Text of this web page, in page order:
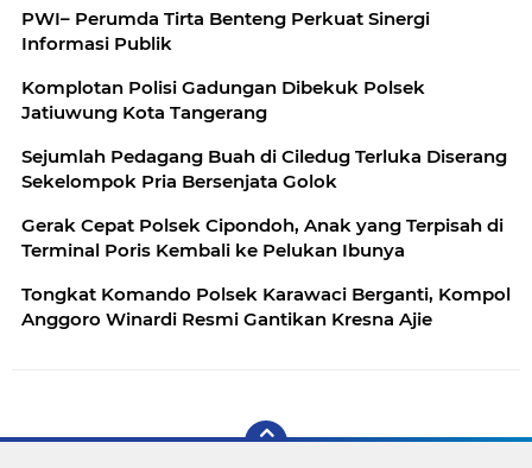
PWI– Perumda Tirta Benteng Perkuat Sinergi
Informasi Publik
Komplotan Polisi Gadungan Dibekuk Polsek
Jatiuwung Kota Tangerang
Sejumlah Pedagang Buah di Ciledug Terluka Diserang
Sekelompok Pria Bersenjata Golok
Gerak Cepat Polsek Cipondoh, Anak yang Terpisah di
Terminal Poris Kembali ke Pelukan Ibunya
Tongkat Komando Polsek Karawaci Berganti, Kompol
Anggoro Winardi Resmi Gantikan Kresna Ajie